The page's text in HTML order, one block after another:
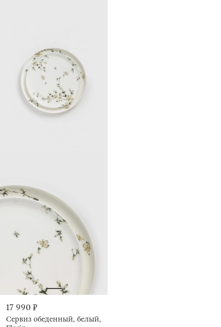
17 990 ₽
Сервиз обеденный, белый,